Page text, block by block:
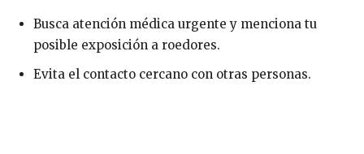
Busca atención médica urgente y menciona tu
posible exposición a roedores.
Evita el contacto cercano con otras personas.